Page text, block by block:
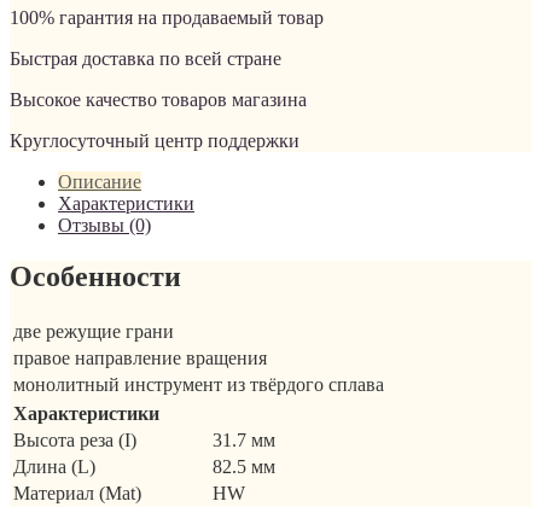
100% гарантия на продаваемый товар
Быстрая доставка по всей стране
Высокое качество товаров магазина
Круглосуточный центр поддержки
Описание
Характеристики
Отзывы (0)
Особенности
две режущие грани
правое направление вращения
монолитный инструмент из твёрдого сплава
Характеристики
Высота реза (I)
31.7 мм
Длина (L)
82.5 мм
Материал (Mat)
HW